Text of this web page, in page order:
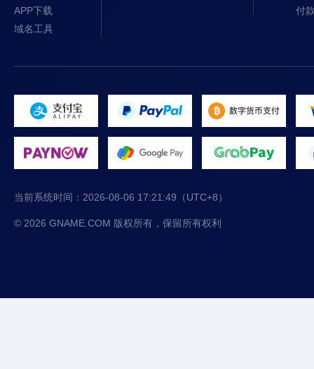
APP下载
域名工具
付
当前系统时间： 2026-08-06 17:21:49 （UTC+8）
© 2026 GNAME.COM 版权所有，保留所有权利